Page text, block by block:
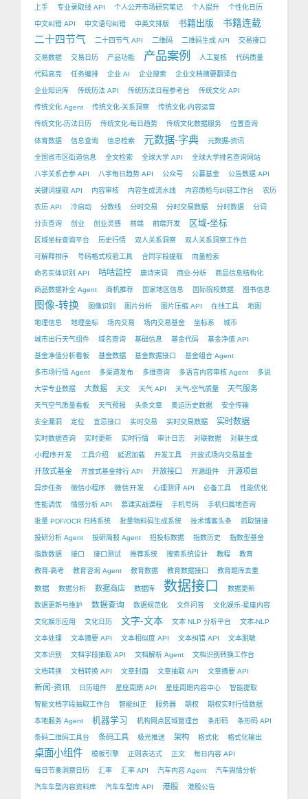
上手 专业录取线 API 个人公开市场研究笔记 个人提升 个性化日历
中文纠错 API 中文语句纠错 中英文排版 书籍出版 书籍连载
二十四节气 二十四节气 API 二维码 二维码生成 API 交易接口
交易数据 交易日历 产品功能 产品案例 人工复核 代码质量
代码高亮 任务编排 企业 AI 企业搜索 企业文档摘要翻译台
企业知识库 传统历法 API 传统历法日程参考台 传统文化 API
传统文化 Agent 传统文化-关系洞察 传统文化-内容运营
传统文化-历法日历 传统文化-每日趋势 传统文化数据服务 位置查询
体育数据 信息查询 信息检索 元数据-字典 元数据-资讯
全国省市区街道信息 全文检索 全球大学 API 全球大学排名查询网站
八字关系合参 API 八字每日趋势 API 公众号 公募基金 公告数据 API
关键词提取 API 内容审核 内容生成流水线 内容质检与纠错工作台 农历
农历 API 冷启动 分数线 分时交易 分时交易数据 分时数据 分词
分页查询 创业 创业灵感 前端 前端开发 区域-坐标
区域坐标查询平台 历史行情 双人关系洞察 双人关系洞察工作台
可解释排序 号码格式校验工具 合同字段提取 向量检索
命名实体识别 API 咕咕监控 唐诗宋词 商业-分析 商品信息结构化
商品数据补全 Agent 商机推荐 国家地区信息 国际院校数据 图书信息
图像-转换 图像识别 图片分析 图片压缩 API 在线工具 地图
地理信息 地理坐标 场内交易 场内交易基金 坐标系 城市
城市出行天气组件 域名查询 基础信息 基金代码 基金净值 API
基金净值分析看板 基金数据 基金数据接口 基金组合 Agent
多市场行情 Agent 多渠道发布 多维查询 多语言内容审核 Agent 多说
大学专业数据 大数据 天文 天气 API 天气-空气质量 天气服务
天气空气质量看板 天气预报 头条文章 奥运历史数据 安全传输
安全漏洞 定位 宜忌接口 实时交易 实时交易数据 实时数据
实时数据查询 实时更新 实时行情 审计日志 对联数据 对联生成
小程序开发 工具介绍 延迟加载 开发工具 开放式场内交易基金
开放式基金 开放式基金排行 API 开放接口 开源组件 开源项目
异步任务 微信小程序 微信开发 心理测评 API 必备工具 性能优化
性能调优 情感分析 API 慕课实战课程 手机号码 手机归属地查询
批量 PDF/OCR 归档系统 批量物料码生成系统 技术博客头条 抓取链接
投研分析 Agent 投研简报 Agent 招投标数据 指数历史 指数型基金
指数数据 接口 接口测试 推荐系统 搜索系统设计 教程 教育
教育-高考 教育咨询 Agent 教育数据 教育数据接口 教育题库去重
数据 数据分析 数据商店 数据库 数据接口 数据更新
数据更新与维护 数据查询 数据规范化 文件问答 文化娱乐-星座内容
文化娱乐应用 文化日历 文字-文本 文本 NLP 分析平台 文本-NLP
文本处理 文本摘要 API 文本相似度 API 文本纠错 API 文本脱敏
文本识别 文档字段抽取 API 文档解析 Agent 文档识别转换工作台
文档转换 文档转换 API 文章封面 文章抽取 API 文章摘要 API
新闻-资讯 日历组件 星座周期 API 星座周期内容中心 智能提取
智能文档字段抽取工作台 智能纠正 服务器 期权 期权实时行情数据
本地服务 Agent 机器学习 机构网点区域管理台 条形码 条形码 API
条码二维码工具台 条码工具 极光推送 架构 格式化 格式化输出
桌面小组件 模板引擎 正则表达式 正文 每日内容 API
每日节奏洞察日历 汇率 汇率 API 汽车内容 Agent 汽车舆情分析
汽车车型内容资料库 汽车车型库 API 港股 港股公告